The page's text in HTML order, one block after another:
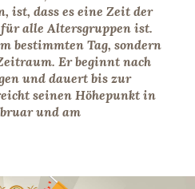
ist, dass es eine Zeit der
für alle Altersgruppen ist.
bestimmten Tag, sondern
Er beginnt nach
und dauert bis zur
seinen Höhepunkt in
und am